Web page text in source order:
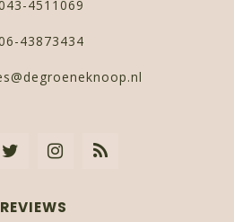
4511069
43873434
REVIEWS